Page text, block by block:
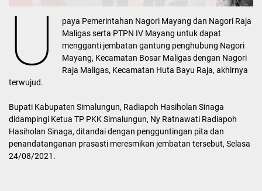
U
paya Pemerintahan Nagori Mayang dan Nagori Raja
Maligas serta PTPN IV Mayang untuk dapat
mengganti jembatan gantung penghubung Nagori
Mayang, Kecamatan Bosar Maligas dengan Nagori
Raja Maligas, Kecamatan Huta Bayu Raja, akhirnya
terwujud.
Bupati Kabupaten Simalungun, Radiapoh Hasiholan Sinaga
didampingi Ketua TP PKK Simalungun, Ny Ratnawati Radiapoh
Hasiholan Sinaga, ditandai dengan pengguntingan pita dan
penandatanganan prasasti meresmikan jembatan tersebut, Selasa
24/08/2021.